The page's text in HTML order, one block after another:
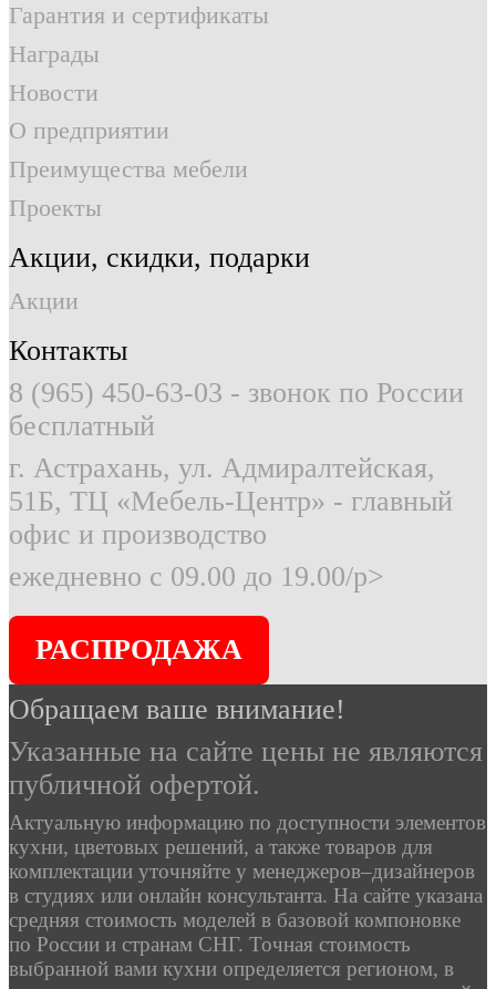
Гарантия и сертификаты
Награды
Новости
О предприятии
Преимущества мебели
Проекты
Акции, скидки, подарки
Акции
Контакты
8 (965) 450-63-03 - звонок по России
бесплатный
г. Астрахань, ул. Адмиралтейская,
51Б, ТЦ «Мебель-Центр» - главный
офис и производство
ежедневно с 09.00 до 19.00/p>
РАСПРОДАЖА
Обращаем ваше внимание!
Указанные на сайте цены не являются
публичной офертой.
Актуальную информацию по доступности элементов
кухни, цветовых решений, а также товаров для
комплектации уточняйте у менеджеров–дизайнеров
в студиях или онлайн консультанта. На сайте указана
средняя стоимость моделей в базовой компоновке
по России и странам СНГ. Точная стоимость
выбранной вами кухни определяется регионом, в